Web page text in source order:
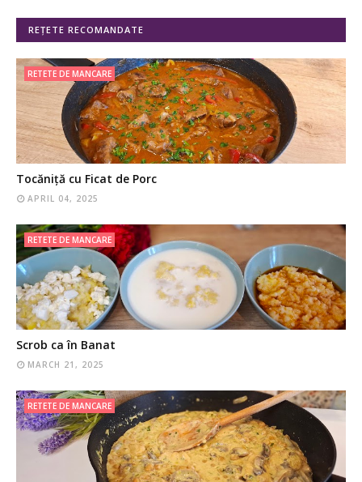
REȚETE RECOMANDATE
RETETE DE MANCARE
Tocăniță cu Ficat de Porc
APRIL 04, 2025
RETETE DE MANCARE
Scrob ca în Banat
MARCH 21, 2025
RETETE DE MANCARE